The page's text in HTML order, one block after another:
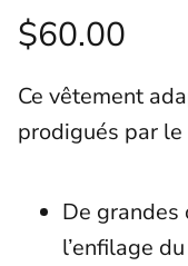
$60.00
Ce vêtement
prodigués par
De
l’enfilage